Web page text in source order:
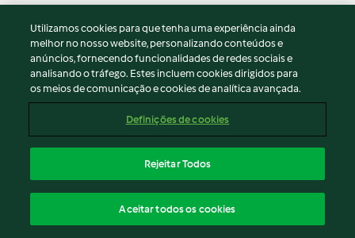
Aviso
Apoio legal
Cookies
Conteúdo do relatório
Declaração de acessibilidade
Utilizamos cookies para que tenha uma experiência ainda
melhor no nosso website, personalizando conteúdos e
anúncios, fornecendo funcionalidades de redes sociais e
analisando o tráfego. Estes incluem cookies dirigidos para
os meios de comunicação e cookies de analítica avançada.
Definições de cookies
Rejeitar Todos
Aceitar todos os cookies